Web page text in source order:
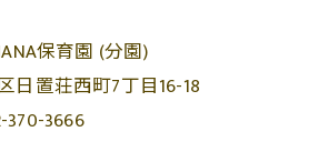
保育園 (分園)
日置荘西町7丁目16-18
370-3666